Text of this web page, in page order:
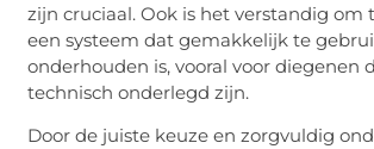
zijn cruciaal. Ook is het verstandig om
een systeem dat gemakkelijk te
onderhouden is, vooral voor diegenen
technisch onderlegd zijn.
Door de juiste keuze en zorgvuldig